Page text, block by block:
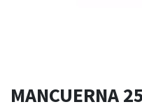
MANCUERNA